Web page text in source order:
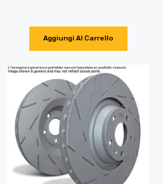
Aggiungi Al Carrello